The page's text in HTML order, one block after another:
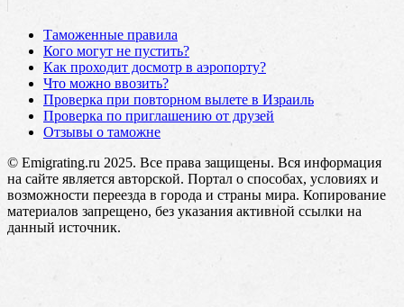
Таможенные правила
Кого могут не пустить?
Как проходит досмотр в аэропорту?
Что можно ввозить?
Проверка при повторном вылете в Израиль
Проверка по приглашению от друзей
Отзывы о таможне
© Emigrating.ru 2025. Все права защищены. Вся информация
на сайте является авторской. Портал о способах, условиях и
возможности переезда в города и страны мира. Копирование
материалов запрещено, без указания активной ссылки на
данный источник.